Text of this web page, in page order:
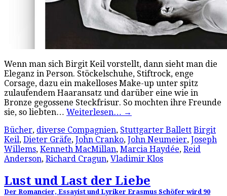
Wenn man sich Birgit Keil vorstellt, dann sieht man die
Eleganz in Person. Stöckelschuhe, Stiftrock, enge
Corsage, dazu ein makelloses Make-up unter spitz
zulaufendem Haaransatz und darüber eine wie in
Bronze gegossene Steckfrisur. So mochten ihre Freunde
sie, so liebten… Weiterlesen… →
Bücher, diverse Compagnien, Stuttgarter Ballett Birgit
Keil, Dieter Gräfe, John Cranko, John Neumeier, Joseph
Willems, Kenneth MacMillan, Marcia Haydée, Reid
Anderson, Richard Cragun, Vladimir Klos
Lust und Last der Liebe
Der Romancier, Essayist und Lyriker Erasmus Schöfer wird 90